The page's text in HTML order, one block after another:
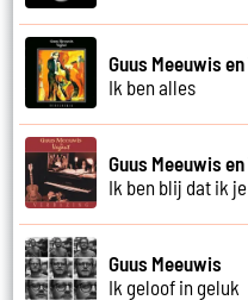
Guus Meeuwis
Ik ben alles
Guus Meeuwis
Ik ben blij dat ik
Guus Meeuwis
Ik geloof in geluk